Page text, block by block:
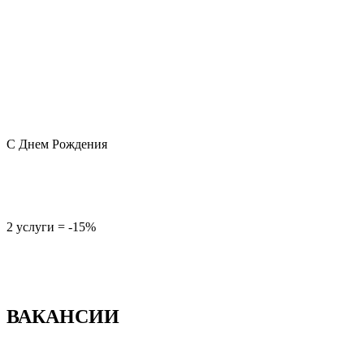
С Днем Рождения
2 услуги = -15%
ВАКАНСИИ